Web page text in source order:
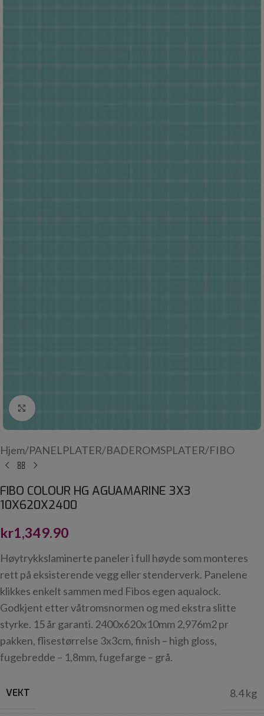
Click to enlarge
Hjem/PANELPLATER/BADEROMSPLATER/FIBO
FIBO COLOUR HG AGUAMARINE 3X3
10X620X2400
kr1,349.90
Høytrykkslaminerte paneler i full høyde som monteres
rett på eksisterende vegg eller stenderverk. Panelene
klikkes enkelt sammen med Fibos egen aqualock.
Godkjent etter våtromsnormen og med ekstra slitte
styrke. 15 år garanti. 2400x620x10mm 2,976m2 pr
pakken, flisestørrelse 3x3cm, finish – high gloss,
fugebredde – 1,8mm, fugefarge – grå.
VEKT 8.4 kg